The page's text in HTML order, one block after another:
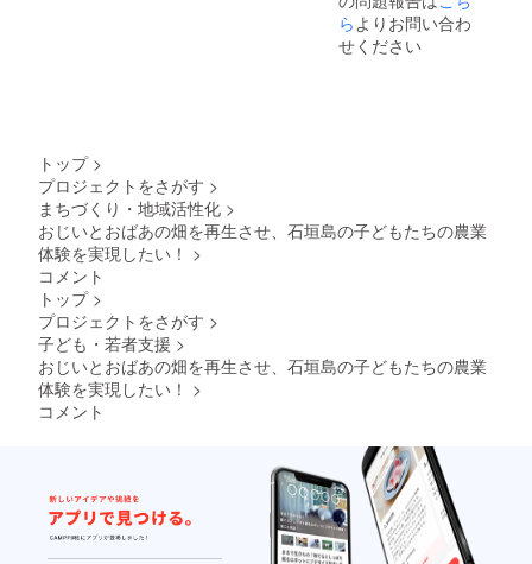
ら よりお問い合わ
せください
トップ >
プロジェクトをさがす >
まちづくり・地域活性化 >
おじいとおばあの畑を再生させ、石垣島の子どもたちの農業
体験を実現したい！ >
コメント
トップ >
プロジェクトをさがす >
子ども・若者支援 >
おじいとおばあの畑を再生させ、石垣島の子どもたちの農業
体験を実現したい！ >
コメント